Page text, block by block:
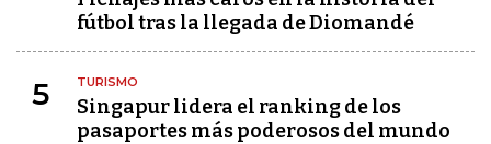
fútbol tras la llegada de Diomandé
5 TURISMO
Singapur lidera el ranking de los
pasaportes más poderosos del mundo